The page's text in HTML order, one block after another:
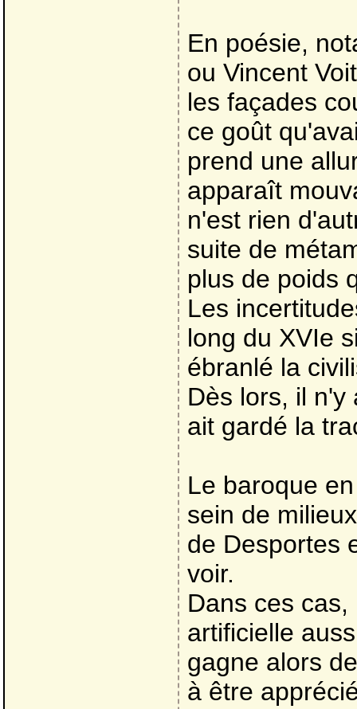
En poésie,
ou Vincent
les façades
ce goût
prend une
apparaît
n'est rien
suite de
plus de poids
Les
long du XVIe
ébranlé la
Dès lors, il n'y
ait gardé la
Le baroque
sein de
de Desportes
voir.
Dans ces
artificielle
gagne alors
à être